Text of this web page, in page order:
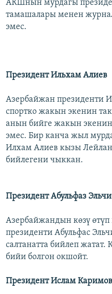
АКШнын мурдагы
тамашалары менен
эмес.
Президент Ильхам Алиев
Азербайжан президенти
спортко жакын экенин
анын бийге жакын
эмес. Бир канча жыл
Илхам Алиев кызы
бийлегени чыккан.
Президент Абульфаз
Азербайжандын көзү
президенти Абульфас
салтанатта бийлеп
бийи болгон окшойт.
Президент Ислам Каримов